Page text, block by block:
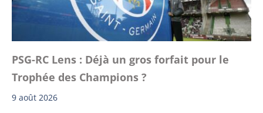
PSG-RC Lens : Déjà un gros forfait pour le
Trophée des Champions ?
9 août 2026